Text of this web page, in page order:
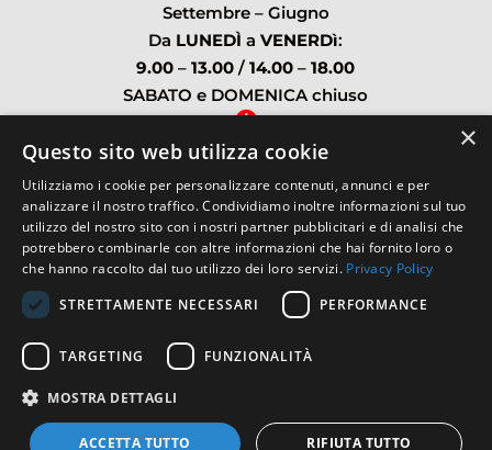
Settembre – Giugno
Da LUNEDÌ aVENERDì:
9.00 –13.00 /14.00 –18.00
SABATO e DOMENICA chiuso

Orario estivo
DaLUNEDÌaVENERDì :
9.00–17.00continuato
SABATO e DOMENICA chiuso
HOME | CONTATTI
SITEMAP
×
Questo sito web utilizza cookie
Utilizziamo i cookie per personalizzare contenuti, annunci e per
analizzare il nostro traffico. Condividiamo inoltre informazioni sul tuo
utilizzo del nostro sito con i nostri partner pubblicitari e di analisi che
potrebbero combinarle con altre informazioni che hai fornito loro o
che hanno raccolto dal tuo utilizzo dei loro servizi. Privacy Policy
STRETTAMENTE NECESSARI
PERFORMANCE
TARGETING FUNZIONALITÀ
MOSTRA DETTAGLI
ACCETTA TUTTO RIFIUTA TUTTO